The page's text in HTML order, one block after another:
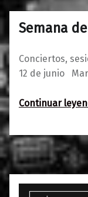
Semana
Conciertos,
12 de junio
Continuar
07/06/2016
0
Maravillas